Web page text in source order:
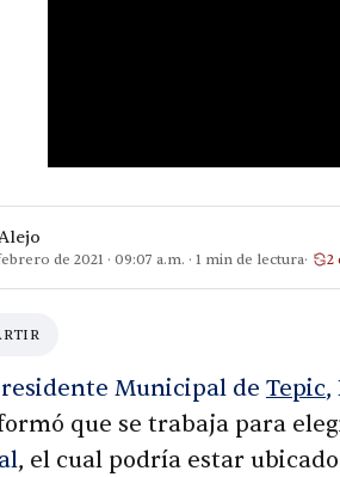
de 2021 · 09:07 a.m. · 1 min de lectura 2
Municipal de Tepic,
que se trabaja para
, el cual podría estar